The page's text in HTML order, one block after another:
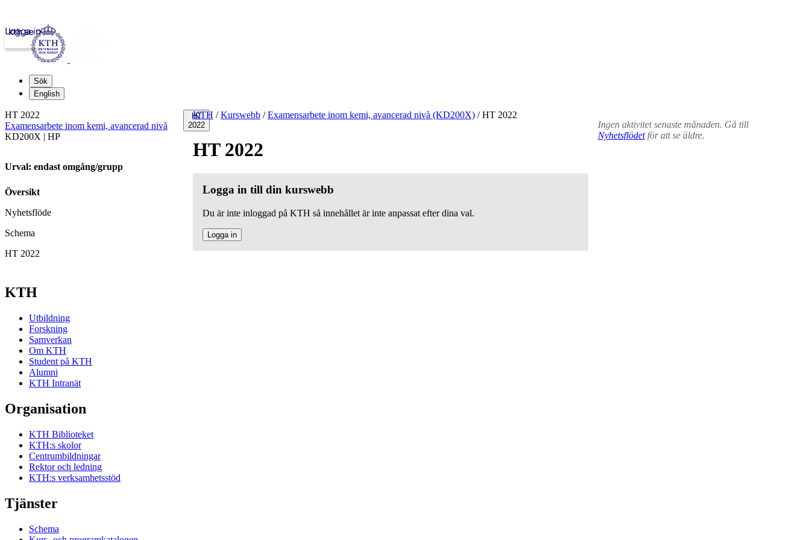
kth.se
Logga in
Sök
English
HT
2022
KTH / Kurswebb / Examensarbete inom kemi, avancerad nivå (KD200X) /HT 2022
HT 2022
Logga in till din kurswebb
Du är inte inloggad på KTH så innehållet är inte anpassat efter dina val.
Logga in
Ingen aktivitet senaste månaden. Gå till
Nyhetsflödetför att se äldre.
HT 2022
Examensarbete inom kemi, avancerad nivå
KD200X | HP
Urval: endast omgång/grupp
Översikt
Nyhetsflöde
Schema
HT 2022
KTH
Utbildning
Forskning
Samverkan
Om KTH
Student på KTH
Alumni
KTH Intranät
Organisation
KTH Biblioteket
KTH:s skolor
Centrumbildningar
Rektor och ledning
KTH:s verksamhetsstöd
Tjänster
Schema